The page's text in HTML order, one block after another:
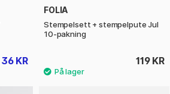
36 KR
FOLIA
Stempelsett + stempelpute Jul
10-pakning
119 KR